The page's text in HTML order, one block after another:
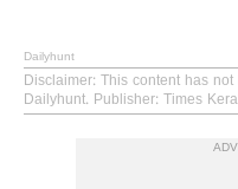
Dailyhunt
Disclaimer: This content has
Dailyhunt. Publisher: Times